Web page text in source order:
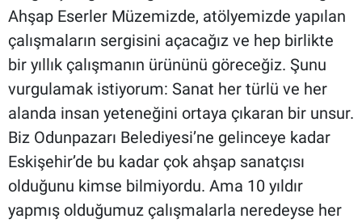
Ahşap Eserler Müzemizde, atölyemizde yapılan
çalışmaların sergisini açacağız ve hep birlikte
bir yıllık çalışmanın ürününü göreceğiz. Şunu
vurgulamak istiyorum: Sanat her türlü ve her
alanda insan yeteneğini ortaya çıkaran bir unsur.
Biz Odunpazarı Belediyesi’ne gelinceye kadar
Eskişehir’de bu kadar çok ahşap sanatçısı
olduğunu kimse bilmiyordu. Ama 10 yıldır
yapmış olduğumuz çalışmalarla neredeyse her